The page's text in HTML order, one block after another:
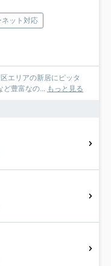
ネット対応
エリアの新居にピッタ
ど豊富なの... もっと見る